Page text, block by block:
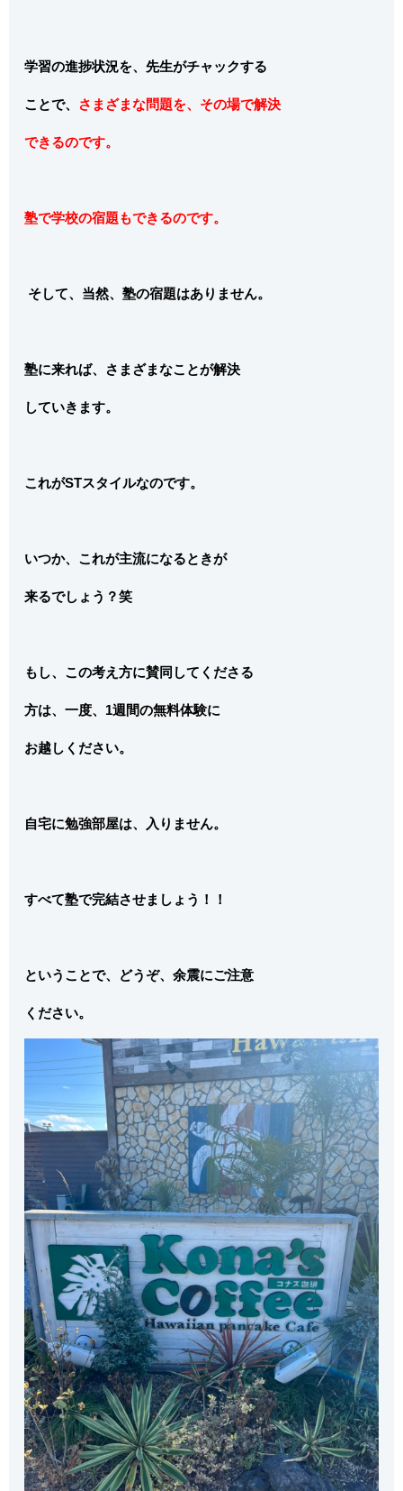
学習の進捗状況を、先生がチャックする
ことで、 さまざまな問題を、その場で解決
できるのです。
塾で学校の宿題もできるのです。
そして、当然、塾の宿題はありません。
塾に来れば、さまざまなことが解決
していきます。
これがSTスタイルなのです。
いつか、これが主流になるときが
来るでしょう？笑
もし、この考え方に賛同してくださる
方は、一度、1週間の無料体験に
お越しください。
自宅に勉強部屋は、入りません。
すべて塾で完結させましょう！！
ということで、どうぞ、余震にご注意
ください。